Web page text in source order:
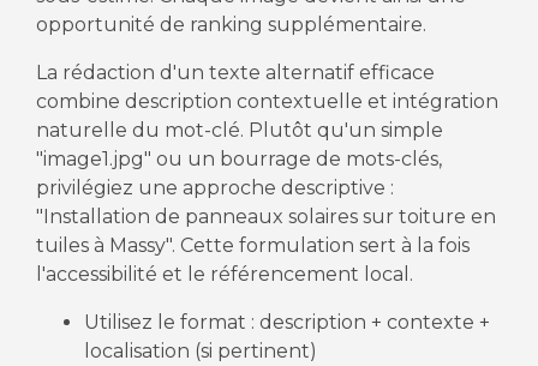
opportunité de ranking supplémentaire.
La rédaction d'un texte alternatif efficace
combine description contextuelle et intégration
naturelle du mot-clé. Plutôt qu'un simple
"image1.jpg" ou un bourrage de mots-clés,
privilégiez une approche descriptive :
"Installation de panneaux solaires sur toiture en
tuiles à Massy". Cette formulation sert à la fois
l'accessibilité et le référencement local.
Utilisez le format : description + contexte +
localisation (si pertinent)